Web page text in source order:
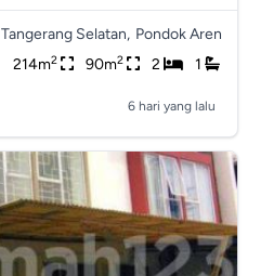
Tangerang Selatan, Pondok Aren
214m2 90m2 2 1
6 hari yang lalu